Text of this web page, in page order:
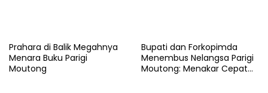
Prahara di Balik Megahnya
Menara Buku Parigi
Moutong
​Bupati dan Forkopimda
Menembus Nelangsa Parigi
Moutong: Menakar Cepat